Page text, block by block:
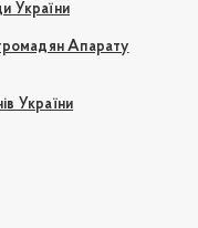
України
Апарату
України